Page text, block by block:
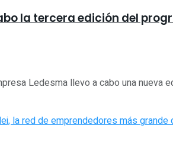
la tercera edición del
Ledesma llevo a cabo una nueva